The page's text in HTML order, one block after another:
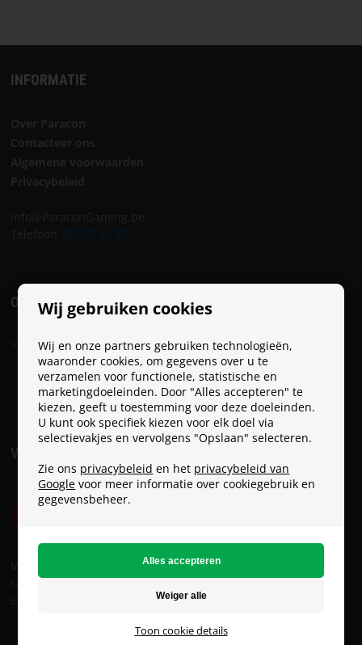
Wij gebruiken cookies
Wij en onze partners gebruiken technologieën,
waaronder cookies, om gegevens over u te
verzamelen voor functionele, statistische en
marketingdoeleinden. Door "Alles accepteren" te
kiezen, geeft u toestemming voor deze doeleinden.
U kunt ook specifiek kiezen voor elk doel via
selectievakjes en vervolgens "Opslaan" selecteren.
Zie ons privacybeleid en het privacybeleid van
Google voor meer informatie over cookiegebruik en
gegevensbeheer.
Toon cookie details
INFORMATIE
48 020 62 82
ONZE SOCIALS
Volg Paracon op onze socials:
VERZENDKOSTEN
GLS: € 8